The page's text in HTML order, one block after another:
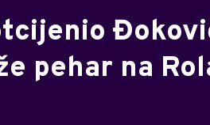
pehar na